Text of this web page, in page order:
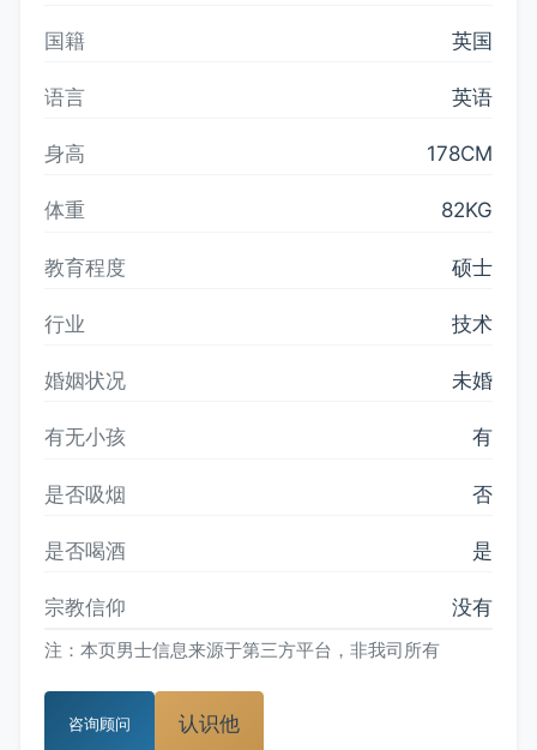
国籍 英国
语言 英语
身高 178CM
体重 82KG
教育程度 硕士
行业 技术
婚姻状况 未婚
有无小孩 有
是否吸烟 否
是否喝酒 是
宗教信仰 没有
注：本页男士信息来源于第三方平台，非我司所有
咨询顾问 认识他